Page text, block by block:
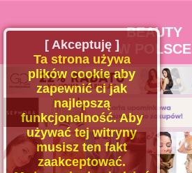
BEAUTY
W POLSCE
[ Akceptuję ]
Ta strona używa
plików cookie aby
zapewnić ci jak
najlepszą
funkcjonalność. Aby
używać tej witryny
musisz ten fakt
zaakceptować.